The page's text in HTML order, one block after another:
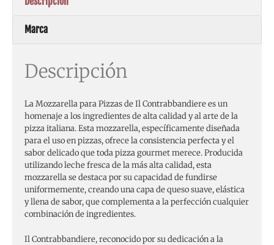
Marca
Descripción
La Mozzarella para Pizzas de Il Contrabbandiere es un
homenaje a los ingredientes de alta calidad y al arte de la
pizza italiana. Esta mozzarella, específicamente diseñada
para el uso en pizzas, ofrece la consistencia perfecta y el
sabor delicado que toda pizza gourmet merece. Producida
utilizando leche fresca de la más alta calidad, esta
mozzarella se destaca por su capacidad de fundirse
uniformemente, creando una capa de queso suave, elástica
y llena de sabor, que complementa a la perfección cualquier
combinación de ingredientes.
Il Contrabbandiere, reconocido por su dedicación a la